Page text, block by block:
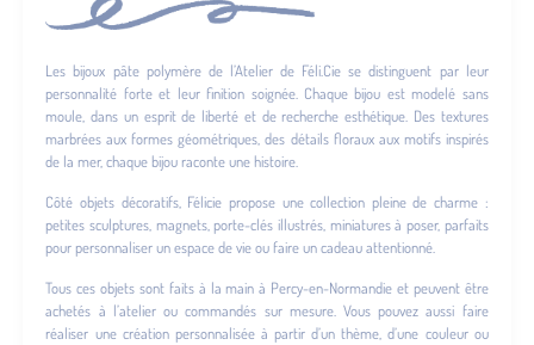
Les bijoux pâte polymère de l’Atelier de Féli.Cie se distinguent par leur
personnalité forte et leur finition soignée. Chaque bijou est modelé sans
moule, dans un esprit de liberté et de recherche esthétique. Des textures
marbrées aux formes géométriques, des détails floraux aux motifs inspirés
de la mer, chaque bijou raconte une histoire.
Côté objets décoratifs, Félicie propose une collection pleine de charme :
petites sculptures, magnets, porte-clés illustrés, miniatures à poser, parfaits
pour personnaliser un espace de vie ou faire un cadeau attentionné.
Tous ces objets sont faits à la main à Percy-en-Normandie et peuvent être
achetés à l’atelier ou commandés sur mesure. Vous pouvez aussi faire
réaliser une création personnalisée à partir d’un thème, d’une couleur ou